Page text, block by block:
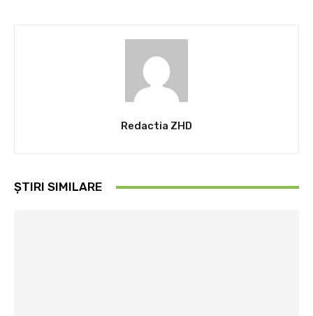
Redactia ZHD
ȘTIRI SIMILARE